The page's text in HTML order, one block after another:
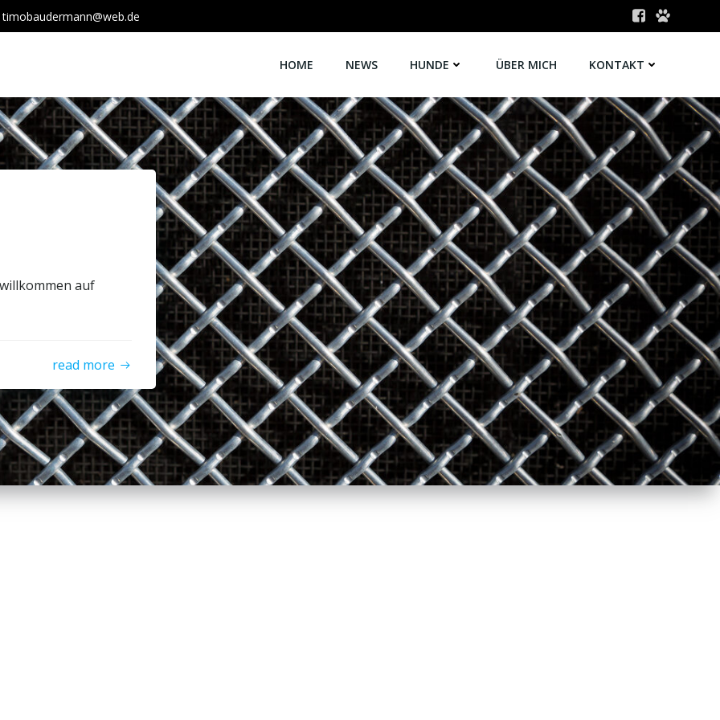
timobaudermann@web.de
HOME NEWS HUNDE ÜBER MICH KONTAKT
auf
read more